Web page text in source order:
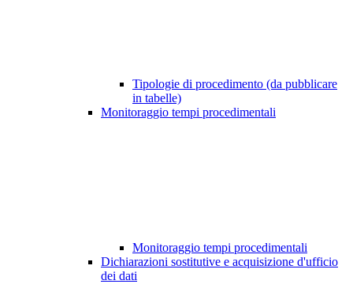
Tipologie di procedimento (da pubblicare
in tabelle)
Monitoraggio tempi procedimentali
Monitoraggio tempi procedimentali
Dichiarazioni sostitutive e acquisizione d'ufficio
dei dati